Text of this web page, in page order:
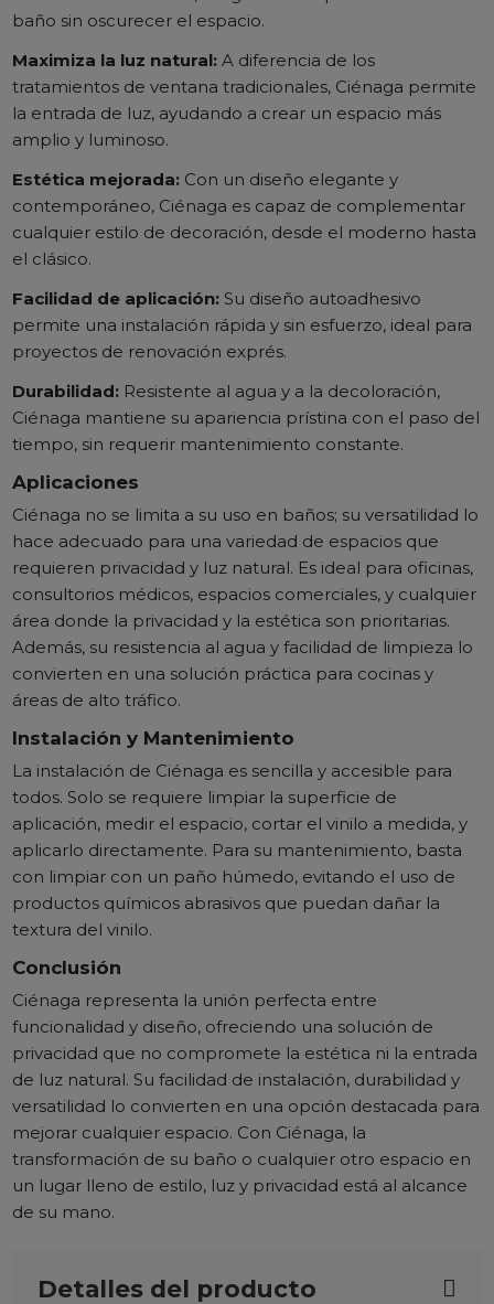
baño sin oscurecer el espacio.
Maximiza la luz natural: A diferencia de los
tratamientos de ventana tradicionales, Ciénaga permite
la entrada de luz, ayudando a crear un espacio más
amplio y luminoso.
Estética mejorada: Con un diseño elegante y
contemporáneo, Ciénaga es capaz de complementar
cualquier estilo de decoración, desde el moderno hasta
el clásico.
Facilidad de aplicación: Su diseño autoadhesivo
permite una instalación rápida y sin esfuerzo, ideal para
proyectos de renovación exprés.
Durabilidad: Resistente al agua y a la decoloración,
Ciénaga mantiene su apariencia prístina con el paso del
tiempo, sin requerir mantenimiento constante.
Aplicaciones
Ciénaga no se limita a su uso en baños; su versatilidad lo
hace adecuado para una variedad de espacios que
requieren privacidad y luz natural. Es ideal para oficinas,
consultorios médicos, espacios comerciales, y cualquier
área donde la privacidad y la estética son prioritarias.
Además, su resistencia al agua y facilidad de limpieza lo
convierten en una solución práctica para cocinas y
áreas de alto tráfico.
Instalación y Mantenimiento
La instalación de Ciénaga es sencilla y accesible para
todos. Solo se requiere limpiar la superficie de
aplicación, medir el espacio, cortar el vinilo a medida, y
aplicarlo directamente. Para su mantenimiento, basta
con limpiar con un paño húmedo, evitando el uso de
productos químicos abrasivos que puedan dañar la
textura del vinilo.
Conclusión
Ciénaga representa la unión perfecta entre
funcionalidad y diseño, ofreciendo una solución de
privacidad que no compromete la estética ni la entrada
de luz natural. Su facilidad de instalación, durabilidad y
versatilidad lo convierten en una opción destacada para
mejorar cualquier espacio. Con Ciénaga, la
transformación de su baño o cualquier otro espacio en
un lugar lleno de estilo, luz y privacidad está al alcance
de su mano.
Detalles del producto